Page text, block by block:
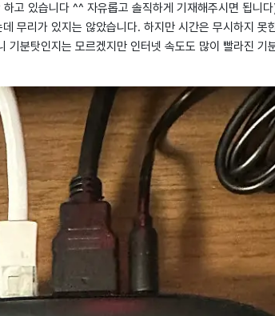
고 있습니다 ^^ 자유롭고 솔직하게 기재해주시면 됩니
무리가 있지는 않았습니다. 하지만 시간은 무시하지 못
기분탓인지는 모르겠지만 인터넷 속도도 많이 빨라진 기